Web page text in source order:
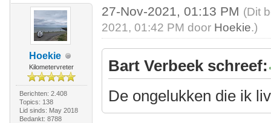
Hoekie
Kilometervreter
Berichten: 2.408
Topics: 138
Lid sinds: May 2018
Bedankt: 8788
27-Nov-2021, 01:13 PM (Dit
2021, 01:42 PM door Hoekie.)
Bart Verbeek schreef:
De ongelukken die ik